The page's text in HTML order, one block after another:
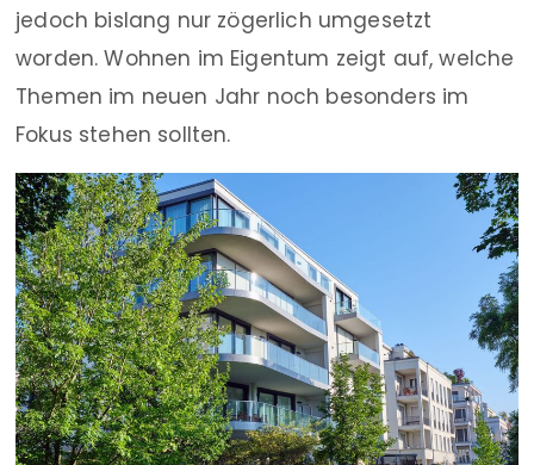
jedoch bislang nur zögerlich umgesetzt
worden. Wohnen im Eigentum zeigt auf, welche
Themen im neuen Jahr noch besonders im
Fokus stehen sollten.